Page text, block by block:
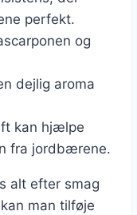
perfekt.
og
dejlig aroma
kan hjælpe
fra jordbærene.
alt efter smag
man tilføje